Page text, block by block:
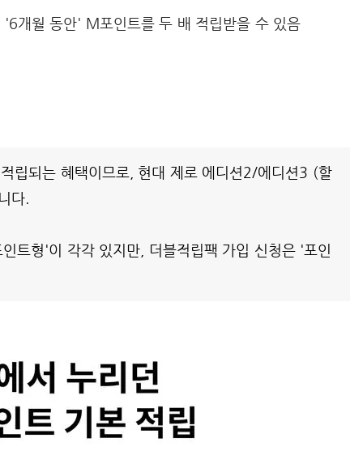
개월 동안' M포인트를 두 배 적립받을 수 있음
립되는 혜택이므로, 현대 제로 에디션2/에디션3 (할
다.
트형'이 각각 있지만, 더블적립팩 가입 신청은 '포인